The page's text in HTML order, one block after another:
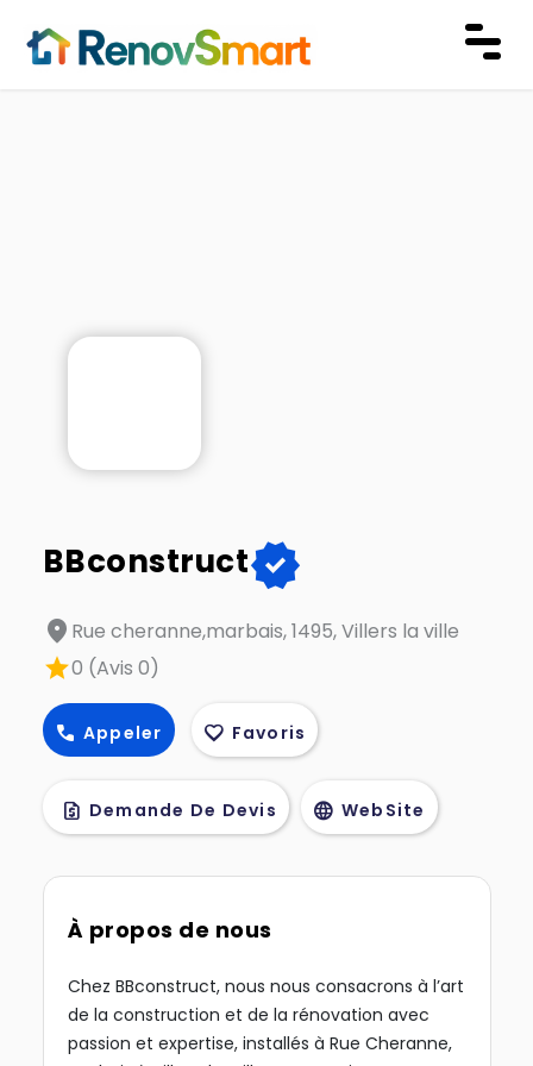
BBconstructverified
location_on Rue cheranne,marbais, 1495, Villers la ville
star0 (Avis 0)
call Appeler favorite Favoris
request_quote Demande De Devis language WebSite
À propos de nous
Chez BBconstruct, nous nous consacrons à l’art
de la construction et de la rénovation avec
passion et expertise, installés à Rue Cheranne,